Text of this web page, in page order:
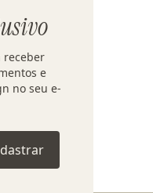
receber
e
no seu e-